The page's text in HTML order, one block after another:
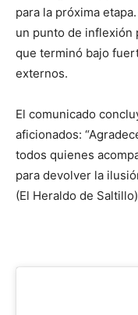
para la próxima
un punto de inflexión
que terminó bajo
externos.
El comunicado
aficionados:
todos quienes
para devolver la
(El Heraldo de Saltillo)